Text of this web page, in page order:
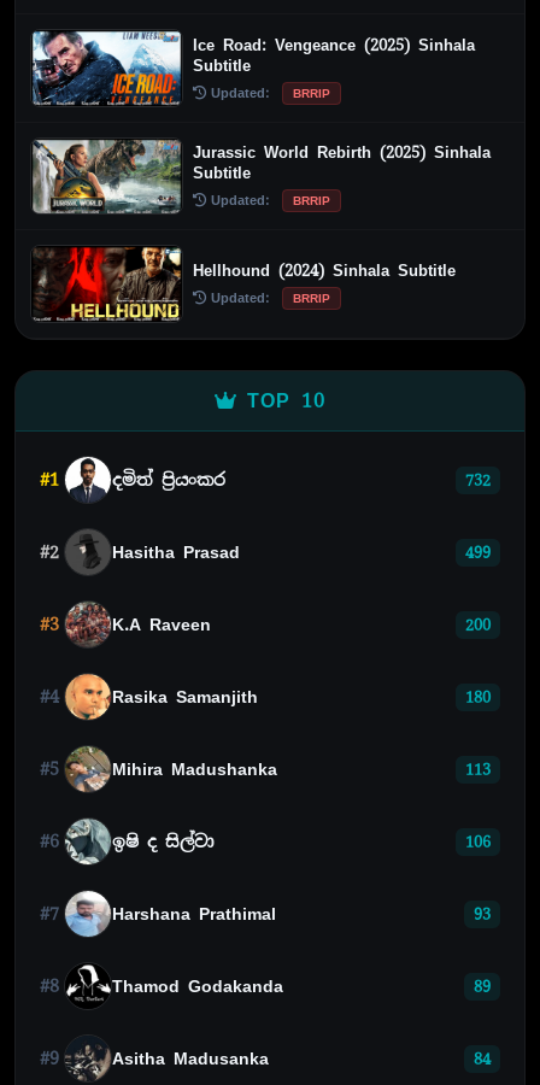
Ice Road: Vengeance (2025) Sinhala
Subtitle
Updated: BRRIP
Jurassic World Rebirth (2025) Sinhala
Subtitle
Updated: BRRIP
Hellhound (2024) Sinhala Subtitle
Updated: BRRIP
TOP 10
#1 දමිත් ප්‍රියංකර 732
#2 Hasitha Prasad 499
#3 K.A Raveen 200
#4 Rasika Samanjith 180
#5 Mihira Madushanka 113
#6 ඉෂි ද සිල්වා 106
#7 Harshana Prathimal 93
#8 Thamod Godakanda 89
#9 Asitha Madusanka 84